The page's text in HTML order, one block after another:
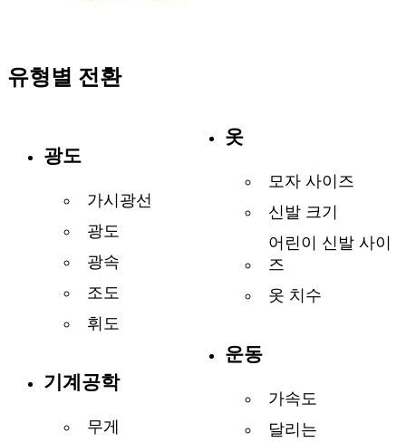
유형별 전환
광도
가시광선
광도
광속
조도
휘도
기계공학
무게
옷
모자 사이즈
신발 크기
어린이 신발 사이
즈
옷 치수
운동
가속도
달리는